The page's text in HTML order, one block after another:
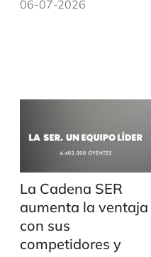
06-07-2026
La Cadena SER
aumenta la ventaja
con sus
competidores y